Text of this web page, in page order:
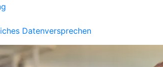
Datenversprechen